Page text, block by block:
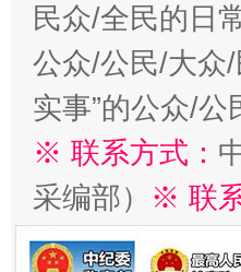
民众/全民的日
公众/公民/大众
实事”的公众/
※ 联系方式：
采编部） ※ 联